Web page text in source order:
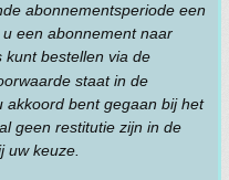
abonnementsperiode een
een abonnement naar
kunt bestellen via de
staat in de
akkoord bent gegaan bij het
geen restitutie zijn in de
uw keuze.